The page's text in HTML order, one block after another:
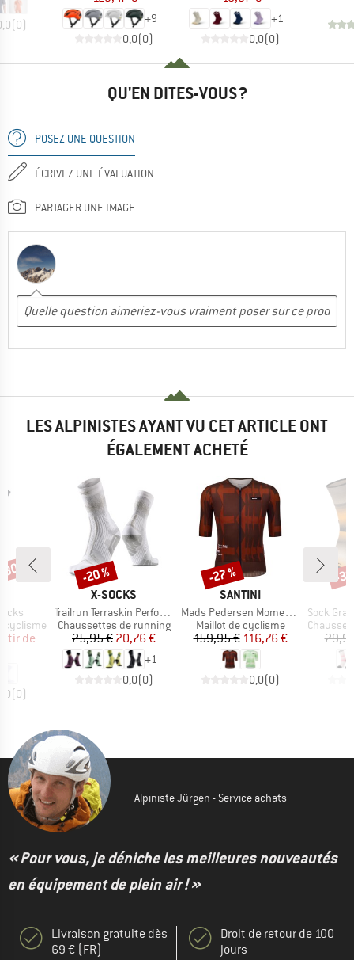
(0) +9
0,0(0)
+1
0,0(0)
QU'EN DITES-VOUS ?
POSEZ UNE QUESTION
ÉCRIVEZ UNE ÉVALUATION
PARTAGER UNE IMAGE
LES ALPINISTES AYANT VU CET ARTICLE ONT
ÉGALEMENT ACHETÉ
cyclisme
réduit
de
(0)
%
MARQUE
X-SOCKS
Article
Trailrun Terraskin Perform Crew
Product group
Chaussettes de running
Prix
25,95 €Prix réduit
20,76 €
+1
0,0(0)
Remise
-20 %
MARQUE
SANTINI
Article
Mads Pedersen Momentum Series S/S Jersey
Product group
Maillot de cyclisme
Prix
159,95 €Prix réduit
116,76 €
0,0(0)
Remise
-27 %
Article
Sock
Product
-
Alpiniste Jürgen - Service achats
« Pour vous, je déniche les meilleures nouveautés
en équipement de plein air ! »
Livraison gratuite dès
69 € (FR)
Droit de retour de 100
jours